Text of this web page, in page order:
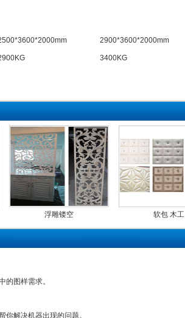
2900*3600*2000mm
3400KG
浮雕镂空 软包 木工
的图样需求。
解决机器出现的问题。